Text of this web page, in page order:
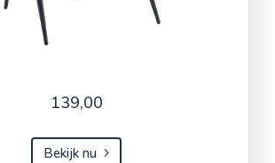
139,00
Bekijk nu